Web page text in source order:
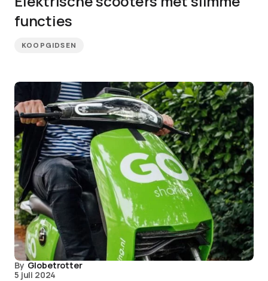
functies
KOOPGIDSEN
By Globetrotter
5 juli 2024